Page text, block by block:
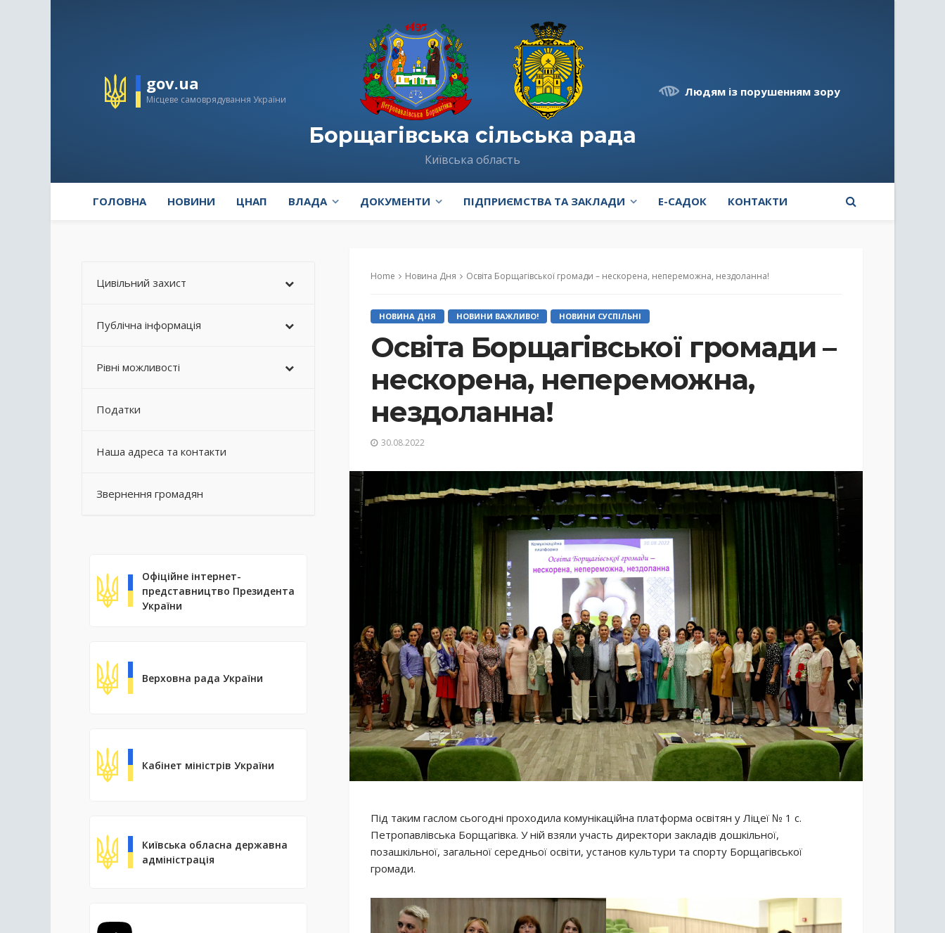
gov.ua
Місцеве самоврядування України
Борщагівська сільська рада
Київська область
Людям із порушенням зору
ГОЛОВНА НОВИНИ ЦНАП ВЛАДА ДОКУМЕНТИ ПІДПРИЄМСТВА ТА ЗАКЛАДИ E-САДОК КОНТАКТИ
Home Новина Дня Освіта Борщагівської громади – нескорена, непереможна, нездоланна!
НОВИНА ДНЯ НОВИНИ ВАЖЛИВО! НОВИНИ СУСПІЛЬНІ
Освіта Борщагівської громади –
нескорена, непереможна,
нездоланна!
30.08.2022
Під таким гаслом сьогодні проходила комунікаційна платформа освітян у Ліцеї № 1 с.
Петропавлівська Борщагівка. У ній взяли участь директори закладів дошкільної,
позашкільної, загальної середньої освіти, установ культури та спорту Борщагівської
громади.
Цивільний захист
Публічна інформація
Рівні можливості
Податки
Наша адреса та контакти
Звернення громадян
Офіційне інтернет-
представництво Президента
України
Верховна рада України
Кабінет міністрів України
Київська обласна державна
адміністрація